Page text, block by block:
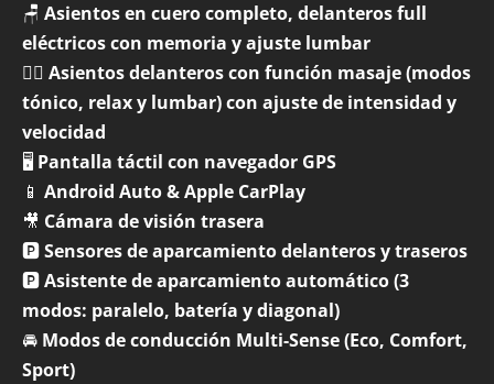
🪑 Asientos en cuero completo, delanteros full
eléctricos con memoria y ajuste lumbar
💆‍♂️ Asientos delanteros con función masaje (modos
tónico, relax y lumbar) con ajuste de intensidad y
velocidad
🖥️ Pantalla táctil con navegador GPS
📱 Android Auto & Apple CarPlay
🎥 Cámara de visión trasera
🅿️Sensores de aparcamiento delanteros y traseros
🅿️Asistente de aparcamiento automático (3
modos: paralelo, batería y diagonal)
🚘 Modos de conducción Multi-Sense (Eco, Comfort,
Sport)